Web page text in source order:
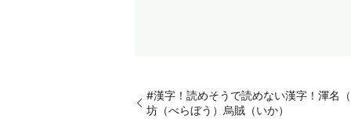
#漢字！読めそうで読めない漢字！渾名
坊（べらぼう）烏賊（いか）